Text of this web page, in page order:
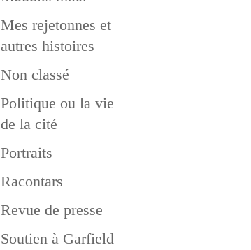
Mes rejetonnes et
autres histoires
Non classé
Politique ou la vie
de la cité
Portraits
Racontars
Revue de presse
Soutien à Garfield